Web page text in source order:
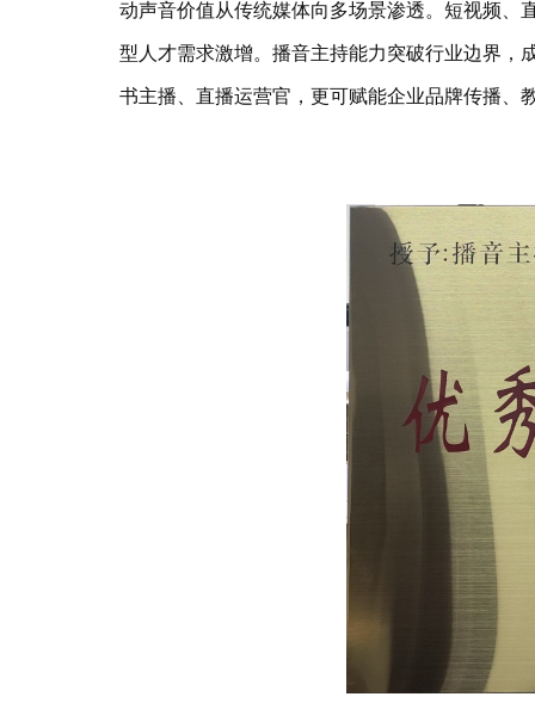
动声音价值从传统媒体向多场景渗透。短视频、
型人才需求激增。播音主持能力突破行业边界，
书主播、直播运营官，更可赋能企业品牌传播、